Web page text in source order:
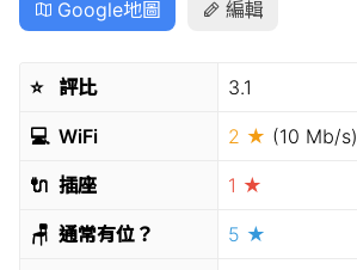
Google地圖 編輯
⭐️ 評比 3.1
💻 WiFi 2 ★ (10 Mb/s)
🔌 插座 1 ★
🪑 通常有位？ 5 ★